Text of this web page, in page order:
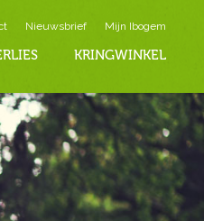
Nieuwsbrief Mijn Ibogem
KRINGWINKEL